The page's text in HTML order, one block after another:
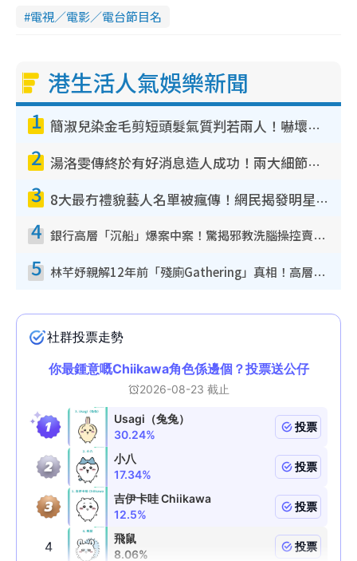
電視／電影／電台節目名
港生活人氣娛樂新聞
1 簡淑兒染金毛剪短頭髮氣質判若兩人！嚇壞老公麥大力都認唔出：「你做咩事？」
2 湯洛雯傳終於有好消息造人成功！兩大細節曝孕味極濃惹猜測：大肚婆先會咁！
3 8大最冇禮貌藝人名單被瘋傳！網民揭發明星真面目 一致數臭呢位係無品天花板？
4 銀行高層「沉船」爆案中案！驚揭邪教洗腦操控賣淫被吞600萬 幕後黑手講多錯多
5 林芊妤親解12年前「殘廁Gathering」真相！高層解約一句話重創尊嚴至今拒返TVB